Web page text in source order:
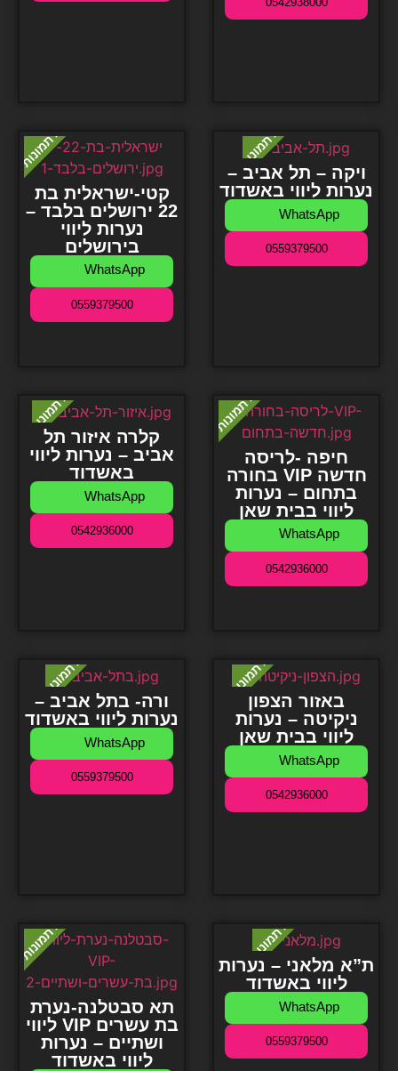
קטי-ישראלית בת
22 ירושלים בלבד –
נערות ליווי
בירושלים
WhatsApp
0559379500
ויקה – תל אביב –
נערות ליווי באשדוד
WhatsApp
0559379500
קלרה איזור תל
אביב – נערות ליווי
באשדוד
WhatsApp
0542936000
חיפה -לריסה
בחורה VIP חדשה
בתחום – נערות
ליווי בבית שאן
WhatsApp
0542936000
ורה- בתל אביב –
נערות ליווי באשדוד
WhatsApp
0559379500
באזור הצפון
ניקיטה – נערות
ליווי בבית שאן
WhatsApp
0542936000
תא סבטלנה-נערת
ליווי VIP בת עשרים
ושתיים – נערות
ליווי באשדוד
ת”א מלאני – נערות
ליווי באשדוד
WhatsApp
0559379500